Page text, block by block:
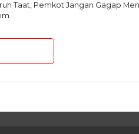
Taat, Pemkot Jangan Gagap